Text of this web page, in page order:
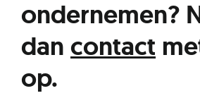
ondernemen?
dan contact
op.